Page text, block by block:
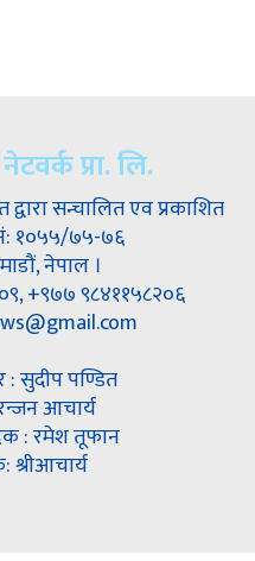
प्रा. लि.
सन्चालित एव प्रकाशित
१०५५/७५-७६
नेपाल ।
+९७७ ९८४११५८२०६
सुदीप पण्डित
आचार्य
: रमेश तूफान
श्रीआचार्य